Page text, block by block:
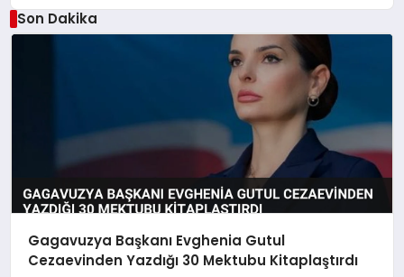
Son Dakika
Gagavuzya Başkanı Evghenia Gutul
Cezaevinden Yazdığı 30 Mektubu Kitaplaştırdı